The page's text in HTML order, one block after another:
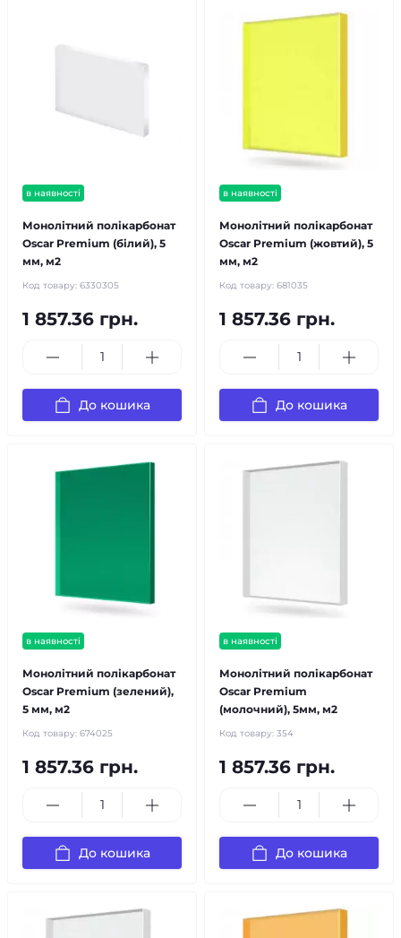
в наявності
Монолітний полікарбонат
Oscar Premium (білий), 5
мм, м2
Код товару: 6330305
1 857.36 грн.
До кошика
в наявності
Монолітний полікарбонат
Oscar Premium (жовтий), 5
мм, м2
Код товару: 681035
1 857.36 грн.
До кошика
в наявності
Монолітний полікарбонат
Oscar Premium (зелений),
5 мм, м2
Код товару: 674025
1 857.36 грн.
До кошика
в наявності
Монолітний полікарбонат
Oscar Premium
(молочний), 5мм, м2
Код товару: 354
1 857.36 грн.
До кошика